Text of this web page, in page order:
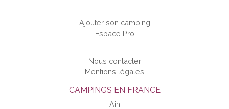
CAMPINGS EN FRANCE
Ain
Ajouter son camping
Espace Pro
Nous contacter
Mentions légales